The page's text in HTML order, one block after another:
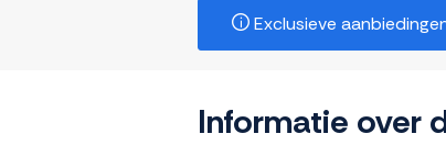
Exclusieve
Informatie over